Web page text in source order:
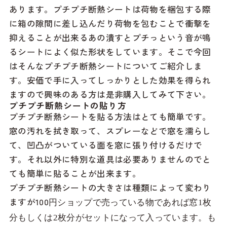
あります。プチプチ断熱シートは荷物を梱包する際
に箱の隙間に差し込んだり荷物を包むことで衝撃を
抑えることが出来るあの潰すとプチっという音が鳴
るシートによく似た形状をしています。そこで今回
はそんなプチプチ断熱シートについてご紹介しま
す。安価で手に入ってしっかりとした効果を得られ
ますので興味のある方は是非購入してみて下さい。
プチプチ断熱シートの貼り方
プチプチ断熱シートを貼る方法はとても簡単です。
窓の汚れを拭き取って、スプレーなどで窓を濡らし
て、凹凸がついている面を窓に張り付けるだけで
す。それ以外に特別な道具は必要ありませんのでと
ても簡単に貼ることが出来ます。
プチプチ断熱シートの大きさは種類によって変わり
ますが100 円ショップで売っている物であれば窓1枚
分もしくは2枚分がセットになって入っています。も